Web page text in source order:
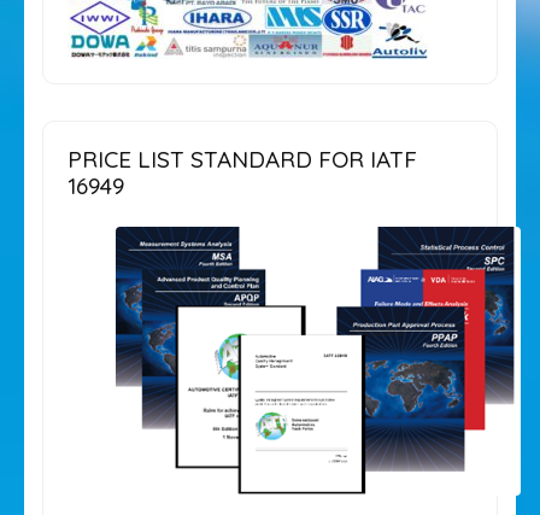
PRICE LIST STANDARD FOR IATF
16949